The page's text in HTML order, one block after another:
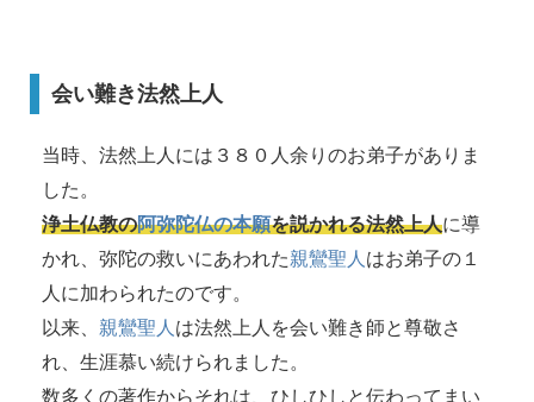
会い難き法然上人
当時、法然上人には３８０人余りのお弟子がありま
した。
浄土仏教の阿弥陀仏の本願を説かれる法然上人に導
かれ、弥陀の救いにあわれた親鸞聖人 はお弟子の１
人に加わられたのです。
以来、 親鸞聖人 は法然上人を会い難き師と尊敬さ
れ、生涯慕い続けられました。
数多くの著作からそれは、ひしひしと伝わってまい